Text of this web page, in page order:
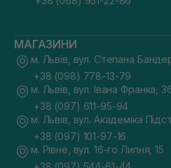
МАГАЗИНИ
м. Львів, вул. Степана
+38 (098) 778-13-79
м. Львів, вул. Івана Франка,
+38 (097) 611-95-94
м. Львів, вул. Академіка
+38 (097) 101-97-16
м. Рівне, вул. 16-го Липня, 15